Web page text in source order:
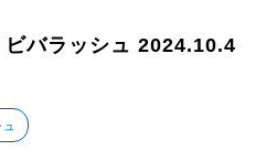
バラッシュ 2024.10.4